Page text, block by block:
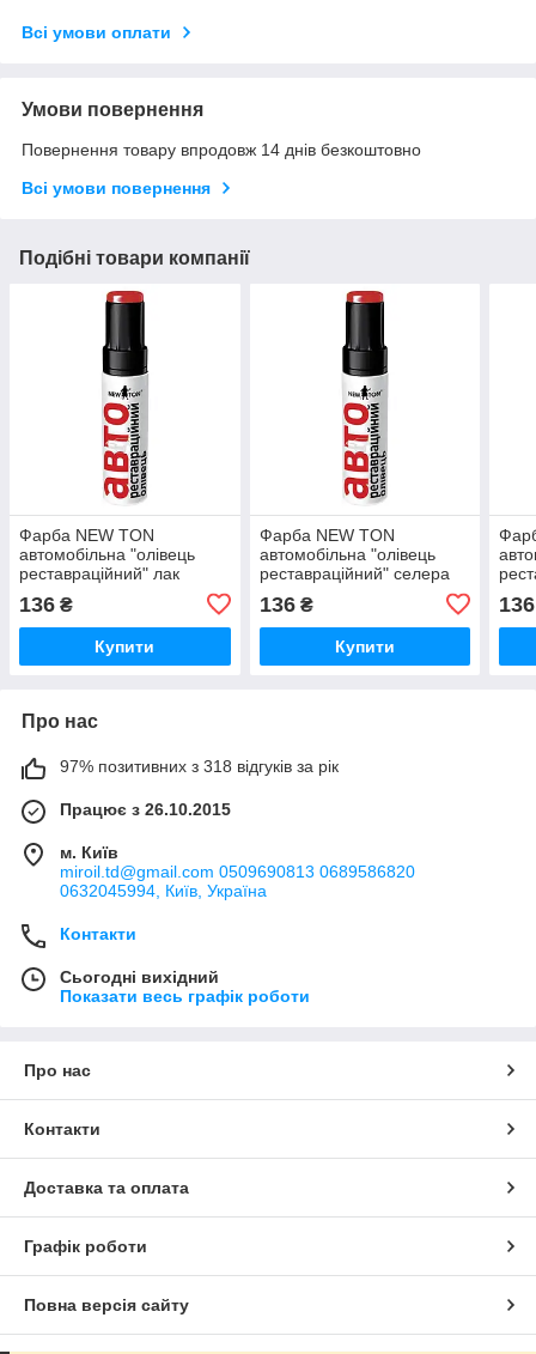
Всі умови оплати
Умови повернення
Повернення товару впродовж 14 днів безкоштовно
Всі умови повернення
Подібні товари компанії
Фарба NEW TON
автомобільна "олівець
реставраційний" лак
136 ₴
Купити
Фарба NEW TON
автомобільна "олівець
реставраційний" селера
136₴
Купити
136
Про нас
97% позитивних з 318 відгуків за рік
Працює з 26.10.2015
м. Київ
miroil.td@gmail.com 0509690813 0689586820
0632045994, Київ, Україна
Контакти
Сьогодні вихідний
Показати весь графік роботи
Про нас
Контакти
Доставка та оплата
Графік роботи
Повна версія сайту